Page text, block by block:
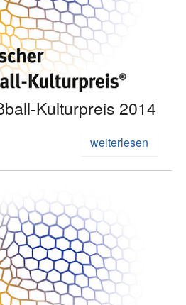
Kulturpreis 2014
weiterlesen